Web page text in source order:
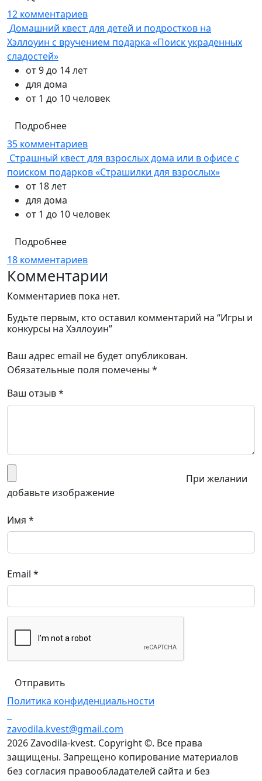
12 комментариев
Домашний квест для детей и подростков на
Хэллоуин с вручением подарка «Поиск украденных
сладостей»
от 9 до 14 лет
для дома
от 1 до 10 человек
Подробнее
35 комментариев
Страшный квест для взрослых дома или в офисе с
поиском подарков «Страшилки для взрослых»
от 18 лет
для дома
от 1 до 10 человек
Подробнее
18 комментариев
Комментарии
Комментариев пока нет.
Будьте первым, кто оставил комментарий на “Игры и
конкурсы на Хэллоуин”
Ваш адрес email не будет опубликован.
Обязательные поля помечены *
Ваш отзыв*
При желании
добавьте изображение
Имя *
Email *
Политика конфиденциальности
zavodila.kvest@gmail.com
2026 Zavodila-kvest. Copyright ©. Все права
защищены. Запрещено копирование материалов
без согласия правообладателей сайта и без